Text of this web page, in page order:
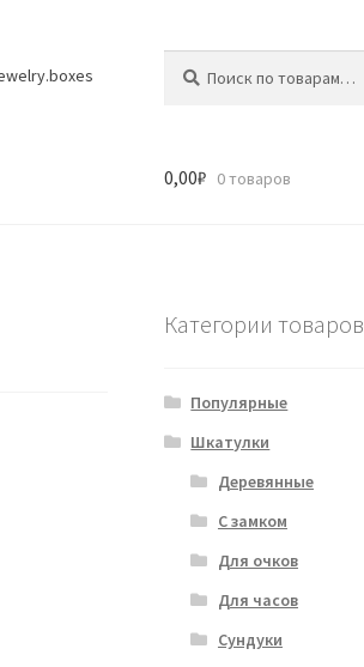
0,00₽ 0 товаров
Категории товаров
Популярные
Шкатулки
Деревянные
С замком
Для очков
Для часов
Сундуки